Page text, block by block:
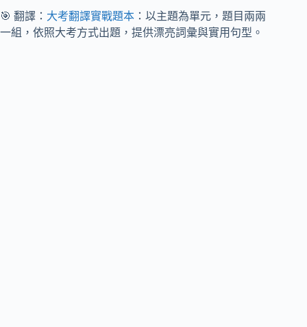
🎯 翻譯： 大考翻譯實戰題本 ：以主題為單元，題目兩兩
一組，依照大考方式出題，提供漂亮詞彙與實用句型。